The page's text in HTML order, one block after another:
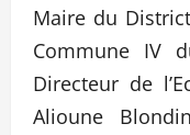
Maire du
Commune IV
Directeur de
Alioune